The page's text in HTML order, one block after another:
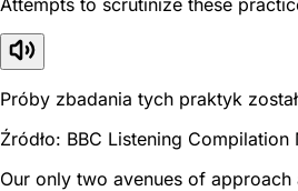
Próby zbadania tych praktyk
Źródło: BBC Listening Compilation
Our only two avenues of